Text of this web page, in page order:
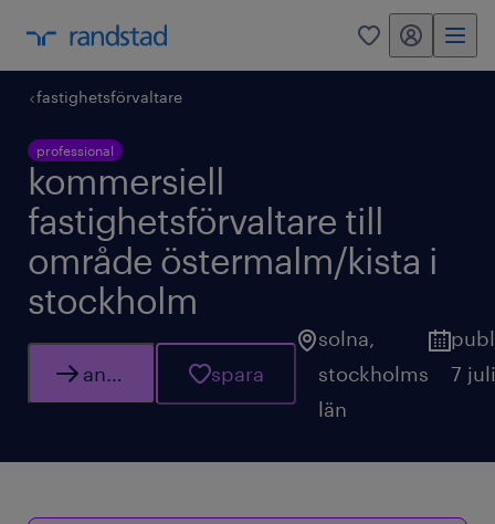
0 mitt randstad
fastighetsförvaltare
professional
kommersiell
fastighetsförvaltare till
område östermalm/kista i
stockholm
ansök spara
solna,
stockholms
län
7